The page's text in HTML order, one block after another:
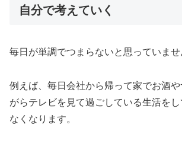
自分で考えていく
毎日が単調でつまらないと思っていませ
例えば、毎日会社から帰って家でお酒
がらテレビを見て過ごしている生活をし
なくなります。